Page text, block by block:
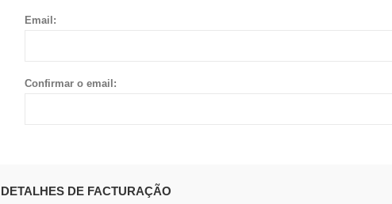
Email:
Confirmar o email:
DETALHES DE FACTURAÇÃO